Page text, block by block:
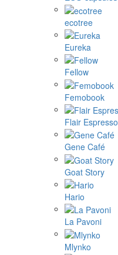
ecotree
Eureka
Fellow
Femobook
Flair Espresso
Gene Café
Goat Story
Hario
La Pavoni
Mlynko